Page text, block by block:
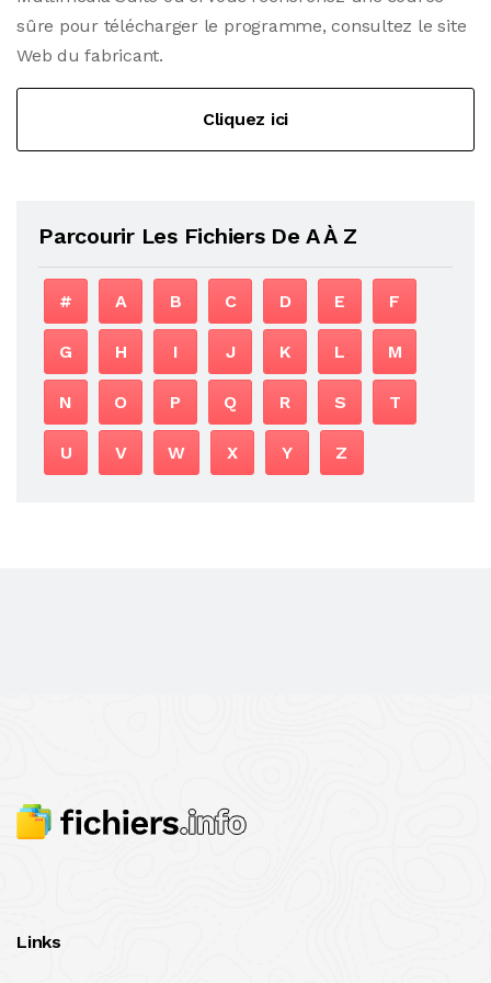
sûre pour télécharger le programme, consultez le site
Web du fabricant.
Cliquez ici
Parcourir Les Fichiers De A À Z
# A B C D E F
G H I J K L M
N O P Q R S T
U V W X Y Z
Links